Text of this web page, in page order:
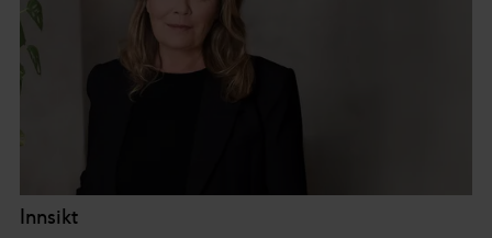
Innsikt